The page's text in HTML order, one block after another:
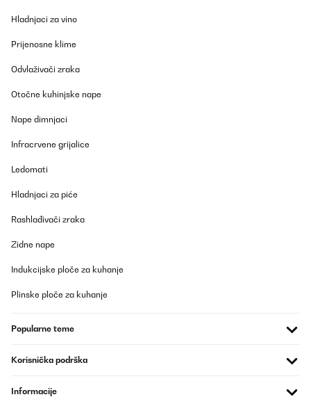
Hladnjaci za vino
Prijenosne klime
Odvlaživači zraka
Otočne kuhinjske nape
Nape dimnjaci
Infracrvene grijalice
Ledomati
Hladnjaci za piće
Rashlađivači zraka
Zidne nape
Indukcijske ploče za kuhanje
Plinske ploče za kuhanje
Popularne teme
Korisnička podrška
Informacije